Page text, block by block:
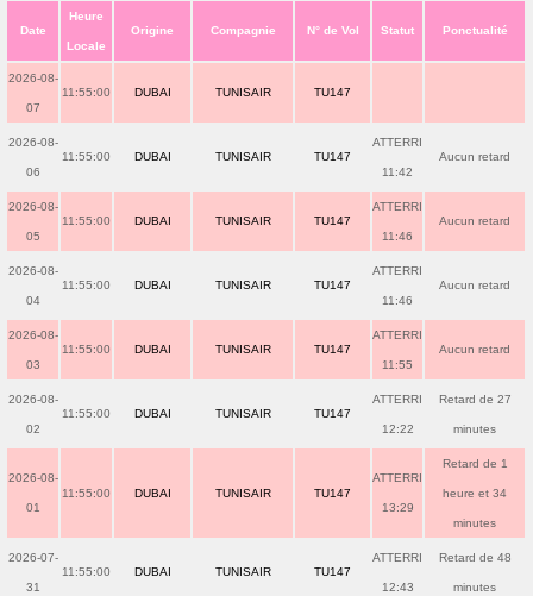
Date
Heure
Locale
Origine Compagnie N° de Vol Statut Ponctualité
2026-08-
07
11:55:00 DUBAI TUNISAIR TU147
2026-08-
06
11:55:00 DUBAI TUNISAIR TU147
ATTERRI
11:42
Aucun retard
2026-08-
05
11:55:00 DUBAI TUNISAIR TU147
ATTERRI
11:46
Aucun retard
2026-08-
04
11:55:00 DUBAI TUNISAIR TU147
ATTERRI
11:46
Aucun retard
2026-08-
03
11:55:00 DUBAI TUNISAIR TU147
ATTERRI
11:55
Aucun retard
2026-08-
02
11:55:00 DUBAI TUNISAIR TU147
ATTERRI
12:22
Retard de 27
minutes
2026-08-
01
11:55:00 DUBAI TUNISAIR TU147
ATTERRI
13:29
Retard de 1
heure et 34
minutes
2026-07-
31
11:55:00 DUBAI TUNISAIR TU147
ATTERRI
12:43
Retard de 48
minutes